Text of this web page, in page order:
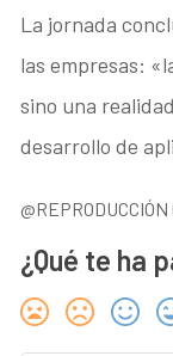
La jornada
las empresas:
sino una
desarrollo de
¿Qué te ha